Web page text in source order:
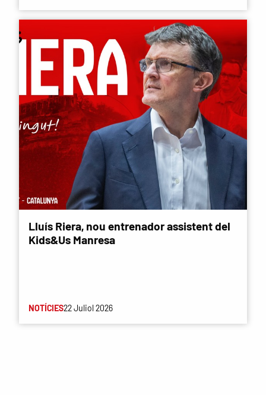
Lluís Riera, nou entrenador assistent del
Kids&Us Manresa
NOTÍCIES22 Juliol 2026